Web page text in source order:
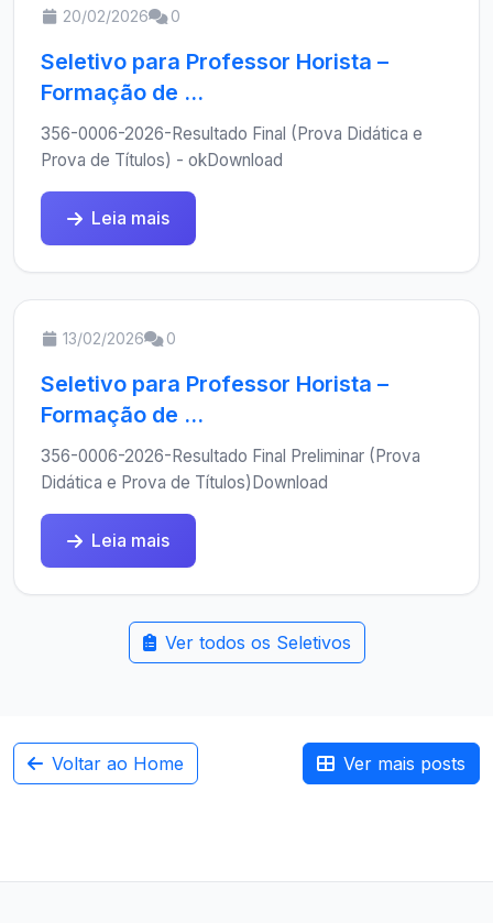
20/02/2026 0
Seletivo para Professor Horista –
Formação de ...
356-0006-2026-Resultado Final (Prova Didática e
Prova de Títulos) - okDownload
Leia mais
13/02/2026 0
Seletivo para Professor Horista –
Formação de ...
356-0006-2026-Resultado Final Preliminar (Prova
Didática e Prova de Títulos)Download
Leia mais
Ver todos os Seletivos
Voltar ao Home Ver mais posts